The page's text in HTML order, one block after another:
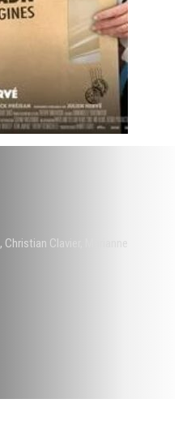
, Christian Clavier